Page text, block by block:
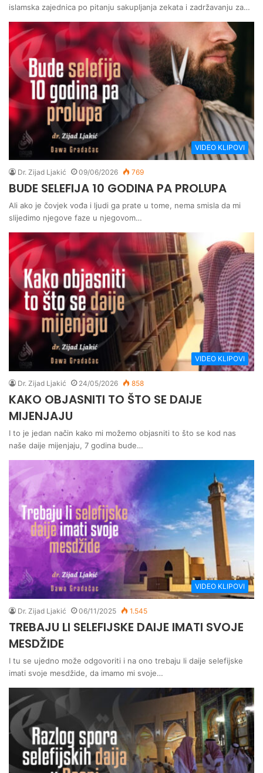
islamska zajednica po pitanju sakupljanja zekata i zadržavanju za…
VIDEO KLIPOVI
Dr. Zijad Ljakić 09/06/2026 769
BUDE SELEFIJA 10 GODINA PA PROLUPA
Ali ako je čovjek vođa i ljudi ga prate u tome, nema smisla da mi
slijedimo njegove faze u njegovom…
VIDEO KLIPOVI
Dr. Zijad Ljakić 24/05/2026 858
KAKO OBJASNITI TO ŠTO SE DAIJE
MIJENJAJU
I to je jedan način kako mi možemo objasniti to što se kod nas
naše daije mijenjaju, 7 godina bude…
VIDEO KLIPOVI
Dr. Zijad Ljakić 06/11/2025 1.545
TREBAJU LI SELEFIJSKE DAIJE IMATI SVOJE
MESDŽIDE
I tu se ujedno može odgovoriti i na ono trebaju li daije selefijske
imati svoje mesdžide, da imamo mi svoje…